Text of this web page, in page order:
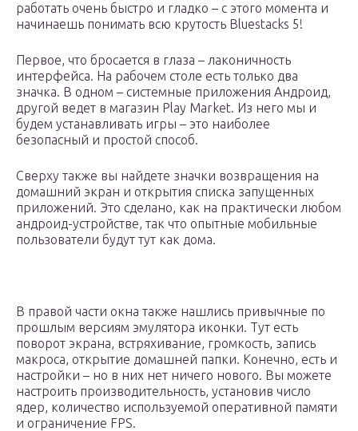
работать очень быстро и гладко – с этого момента и
начинаешь понимать всю крутость Bluestacks 5!
Первое, что бросается в глаза – лаконичность
интерфейса. На рабочем столе есть только два
значка. В одном – системные приложения Андроид,
другой ведет в магазин Play Market. Из него мы и
будем устанавливать игры – это наиболее
безопасный и простой способ.
Сверху также вы найдете значки возвращения на
домашний экран и открытия списка запущенных
приложений. Это сделано, как на практически любом
андроид-устройстве, так что опытные мобильные
пользователи будут тут как дома.
В правой части окна также нашлись привычные по
прошлым версиям эмулятора иконки. Тут есть
поворот экрана, встряхивание, громкость, запись
макроса, открытие домашней папки. Конечно, есть и
настройки – но в них нет ничего нового. Вы можете
настроить производительность, установив число
ядер, количество используемой оперативной памяти
и ограничение FPS.